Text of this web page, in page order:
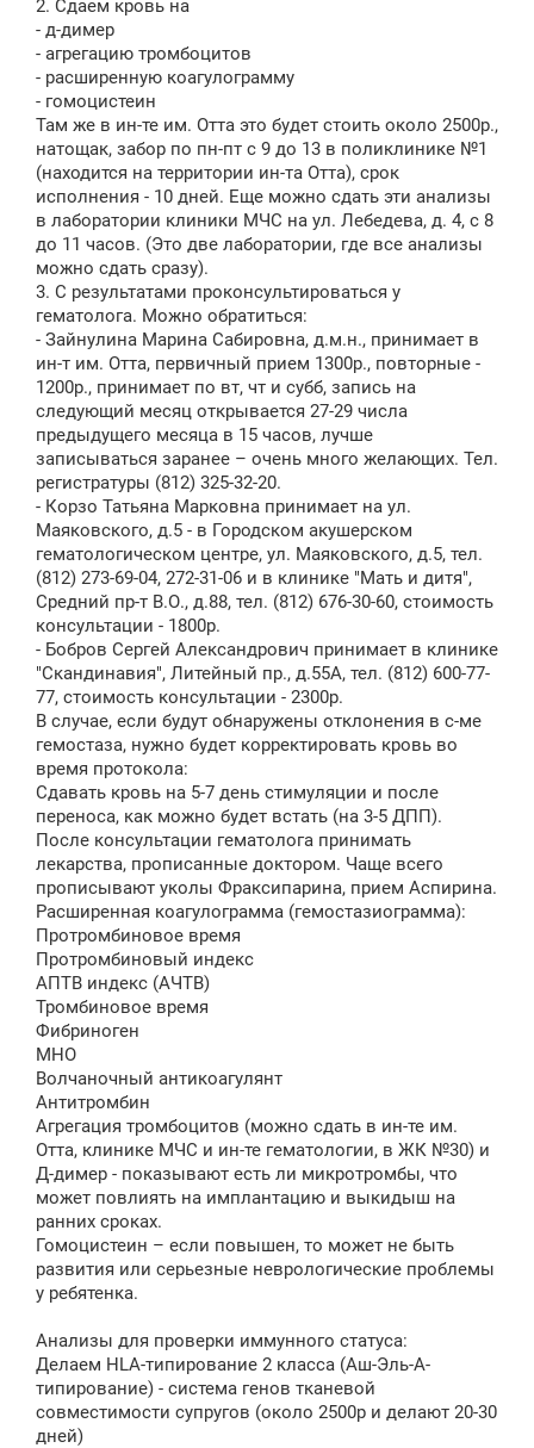
2. Сдаем кровь на
- д-димер
- агрегацию тромбоцитов
- расширенную коагулограмму
- гомоцистеин
Там же в ин-те им. Отта это будет стоить около 2500р.,
натощак, забор по пн-пт с 9 до 13 в поликлинике №1
(находится на территории ин-та Отта), срок
исполнения - 10 дней. Еще можно сдать эти анализы
в лаборатории клиники МЧС на ул. Лебедева, д. 4, с 8
до 11 часов. (Это две лаборатории, где все анализы
можно сдать сразу).
3. С результатами проконсультироваться у
гематолога. Можно обратиться:
- Зайнулина Марина Сабировна, д.м.н., принимает в
ин-т им. Отта, первичный прием 1300р., повторные -
1200р., принимает по вт, чт и субб, запись на
следующий месяц открывается 27-29 числа
предыдущего месяца в 15 часов, лучше
записываться заранее – очень много желающих. Тел.
регистратуры (812) 325-32-20.
- Корзо Татьяна Марковна принимает на ул.
Маяковского, д.5 - в Городском акушерском
гематологическом центре, ул. Маяковского, д.5, тел.
(812) 273-69-04, 272-31-06 и в клинике "Мать и дитя",
Средний пр-т В.О., д.88, тел. (812) 676-30-60, стоимость
консультации - 1800р.
- Бобров Сергей Александрович принимает в клинике
"Скандинавия", Литейный пр., д.55А, тел. (812) 600-77-
77, стоимость консультации - 2300р.
В случае, если будут обнаружены отклонения в с-ме
гемостаза, нужно будет корректировать кровь во
время протокола:
Сдавать кровь на 5-7 день стимуляции и после
переноса, как можно будет встать (на 3-5 ДПП).
После консультации гематолога принимать
лекарства, прописанные доктором. Чаще всего
прописывают уколы Фраксипарина, прием Аспирина.
Расширенная коагулограмма (гемостазиограмма):
Протромбиновое время
Протромбиновый индекс
АПТВ индекс (АЧТВ)
Тромбиновое время
Фибриноген
МНО
Волчаночный антикоагулянт
Антитромбин
Агрегация тромбоцитов (можно сдать в ин-те им.
Отта, клинике МЧС и ин-те гематологии, в ЖК №30) и
Д-димер - показывают есть ли микротромбы, что
может повлиять на имплантацию и выкидыш на
ранних сроках.
Гомоцистеин – если повышен, то может не быть
развития или серьезные неврологические проблемы
у ребятенка.
Анализы для проверки иммунного статуса:
Делаем HLA-типирование 2 класса (Аш-Эль-А-
типирование) - система генов тканевой
совместимости супругов (около 2500р и делают 20-30
дней)